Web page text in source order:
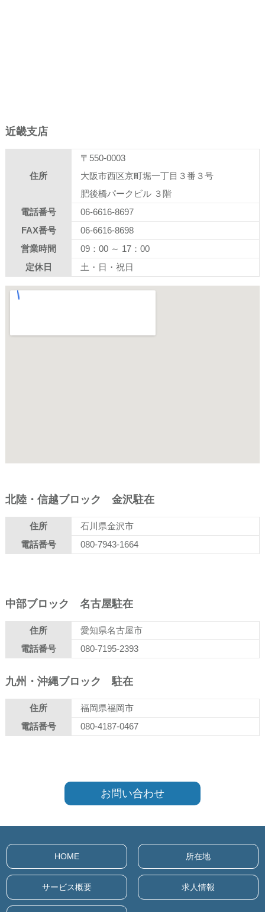
近畿支店
住所
〒550-0003
大阪市西区京町堀一丁目３番３号
肥後橋パークビル ３階
電話番号
06-6616-8697
FAX番号
06-6616-8698
営業時間
09：00 ～ 17：00
定休日
土・日・祝日
北陸・信越ブロック 金沢駐在
住所
石川県金沢市
電話番号
080-7943-1664
中部ブロック 名古屋駐在
住所
愛知県名古屋市
電話番号
080-7195-2393
九州・沖縄ブロック 駐在
住所
福岡県福岡市
電話番号
080-4187-0467
お問い合わせ
HOME 所在地
サービス概要 求人情報